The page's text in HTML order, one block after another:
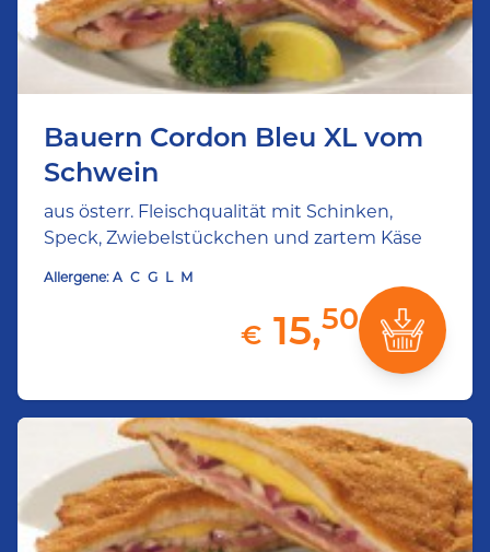
Bauern Cordon Bleu XL vom
Schwein
aus österr. Fleischqualität mit Schinken,
Speck, Zwiebelstückchen und zartem Käse
Allergene: A C G L M
€ 15,50